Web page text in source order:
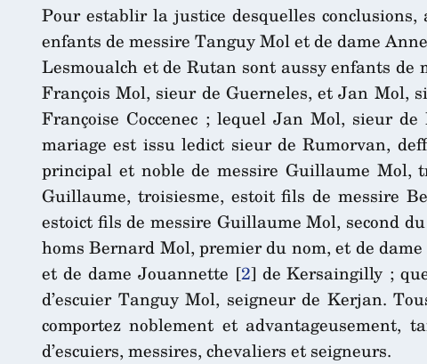
Pour establir la justice desquelles
enfants de messire Tanguy Mol et de dame
Lesmoualch et de Rutan sont aussy enfants
François Mol, sieur de Guerneles, et Jan Mol,
Françoise Coccenec ; lequel Jan Mol, sieur
mariage est issu ledict sieur de Rumorvan,
principal et noble de messire Guillaume Mol,
Guillaume, troisiesme, estoit fils de messire
estoict fils de messire Guillaume Mol, second
homs Bernard Mol, premier du nom, et de
et de dame Jouannette [2] de Kersaingilly ;
d’escuier Tanguy Mol, seigneur de Kerjan.
comportez noblement et
d’escuiers, messires, chevaliers et seigneurs.